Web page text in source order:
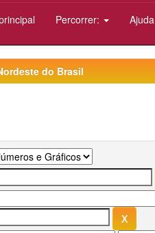
Percorrer: Ajuda
do Brasil